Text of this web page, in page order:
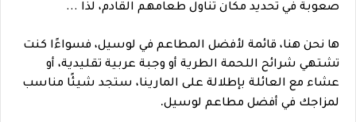
صعوبة في تحديد مكان تناول طعامهم القادم، لذا ...
ها نحن هنا، قائمة لأفضل المطاعم في لوسيل، فسواءًا كنت
تشتهي شرائح اللحمة الطرية أو وجبة عربية تقليدية، أو
عشاء مع العائلة بإطلالة على المارينا، ستجد شيئًا مناسب
لمزاجك في أفضل مطاعم لوسيل.